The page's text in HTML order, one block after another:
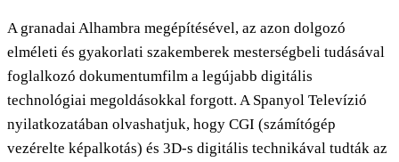
A granadai Alhambra megépítésével, az azon dolgozó
elméleti és gyakorlati szakemberek mesterségbeli tudásával
foglalkozó dokumentumfilm a legújabb digitális
technológiai megoldásokkal forgott. A Spanyol Televízió
nyilatkozatában olvashatjuk, hogy CGI (számítógép
vezérelte képalkotás) és 3D-s digitális technikával tudták az